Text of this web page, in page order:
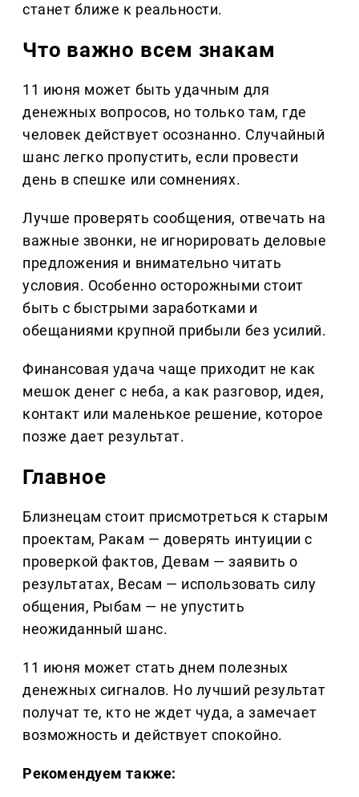
станет ближе к реальности.
Что важно всем знакам
11 июня может быть удачным для
денежных вопросов, но только там, где
человек действует осознанно. Случайный
шанс легко пропустить, если провести
день в спешке или сомнениях.
Лучше проверять сообщения, отвечать на
важные звонки, не игнорировать деловые
предложения и внимательно читать
условия. Особенно осторожными стоит
быть с быстрыми заработками и
обещаниями крупной прибыли без усилий.
Финансовая удача чаще приходит не как
мешок денег с неба, а как разговор, идея,
контакт или маленькое решение, которое
позже дает результат.
Главное
Близнецам стоит присмотреться к старым
проектам, Ракам — доверять интуиции с
проверкой фактов, Девам — заявить о
результатах, Весам — использовать силу
общения, Рыбам — не упустить
неожиданный шанс.
11 июня может стать днем полезных
денежных сигналов. Но лучший результат
получат те, кто не ждет чуда, а замечает
возможность и действует спокойно.
Рекомендуем также: